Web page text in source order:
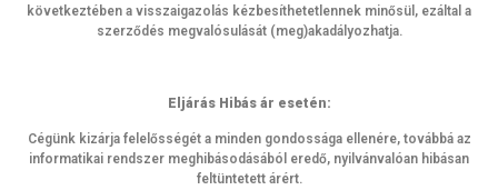
következtében a visszaigazolás kézbesíthetetlennek minősül, ezáltal a
szerződés megvalósulását (meg)akadályozhatja.
Eljárás Hibás ár esetén:
Cégünk kizárja felelősségét a minden gondossága ellenére, továbbá az
informatikai rendszer meghibásodásából eredő, nyilvánvalóan hibásan
feltüntetett árért.